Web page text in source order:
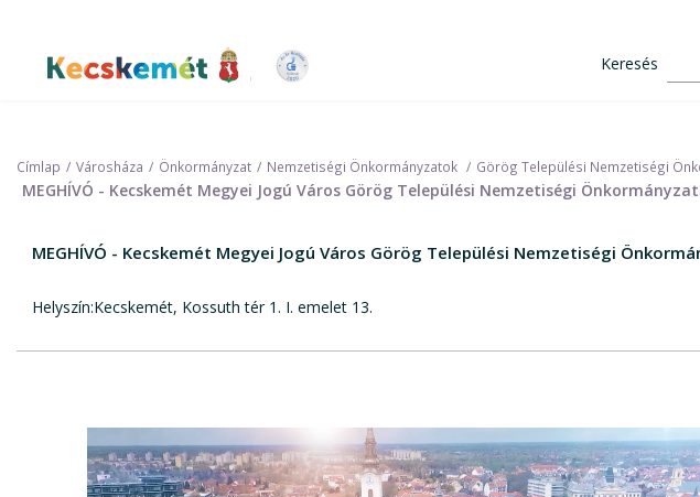
tartalomra
Kecskemét Város Honlapja
Keresés
Címlap Városháza Önkormányzat Nemzetiségi Önkormányzatok Görög Települési Nemzetiségi
MEGHÍVÓ - Kecskemét Megyei Jogú Város Görög Települési Nemzetiségi
MEGHÍVÓ - Kecskemét Megyei Jogú Város Görög Települési Nemzetiségi
Helyszín:Kecskemét, Kossuth tér 1. I. emelet 13.